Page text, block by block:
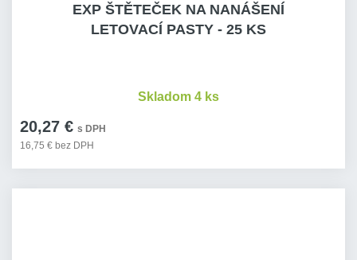
EXP ŠTĚTEČEK NA NANÁŠENÍ
LETOVACÍ PASTY - 25 KS
20,27 € s DPH
16,75 € bez DPH
Skladom 4 ks